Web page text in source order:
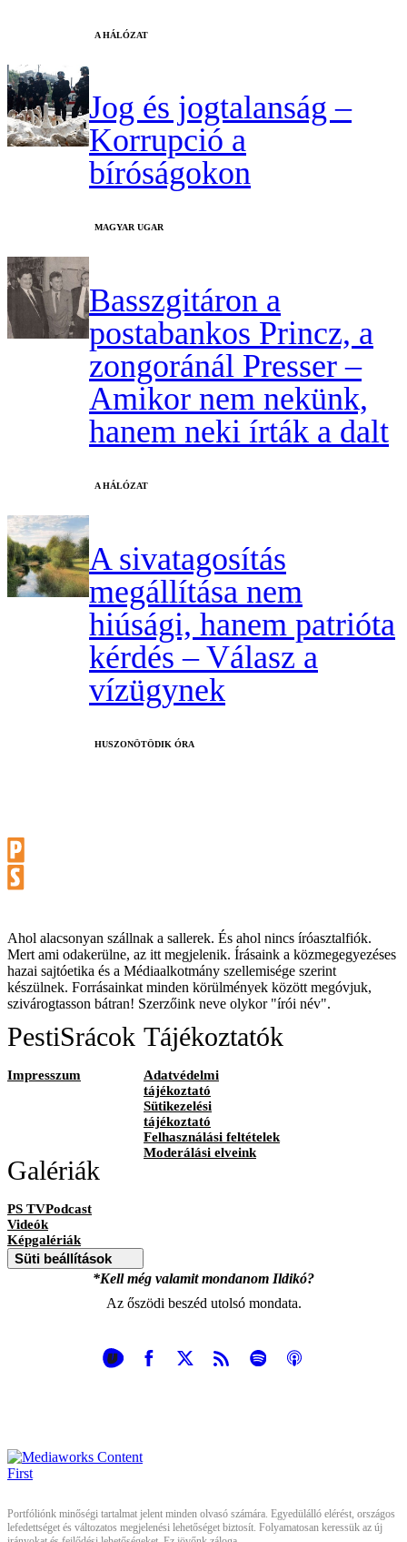
A HÁLÓZAT
Jog és jogtalanság –
Korrupció a
bíróságokon
MAGYAR UGAR
Basszgitáron a
postabankos Princz, a
zongoránál Presser –
Amikor nem nekünk,
hanem neki írták a dalt
A HÁLÓZAT
A sivatagosítás
megállítása nem
hiúsági, hanem patrióta
kérdés – Válasz a
vízügynek
HUSZONÖTÖDIK ÓRA
Ahol alacsonyan szállnak a sallerek. És ahol nincs íróasztalfiók.
Mert ami odakerülne, az itt megjelenik. Írásaink a közmegegyezéses
hazai sajtóetika és a Médiaalkotmány szellemisége szerint
készülnek. Forrásainkat minden körülmények között megóvjuk,
szivárogtasson bátran! Szerzőink neve olykor "írói név".
PestiSrácok
Impresszum
Tájékoztatók
Adatvédelmi
tájékoztató
Sütikezelési
tájékoztató
Felhasználási feltételek
Moderálási elveink
Galériák
PS TVPodcast
Videók
Képgalériák
Süti beállítások
*Kell még valamit mondanom Ildikó?
Az őszödi beszéd utolsó mondata.
Portfóliónk minőségi tartalmat jelent minden olvasó számára. Egyedülálló elérést, országos
lefedettséget és változatos megjelenési lehetőséget biztosít. Folyamatosan keressük az új